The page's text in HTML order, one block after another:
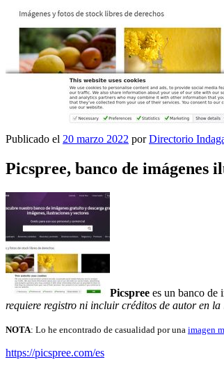
Publicado el 20 marzo 2022 porDirectorio
Picspree, banco de imágenes
Picspree es un banco de
requiere registro ni incluir créditos de autor en
NOTA: Lo he encontrado de casualidad por una imagen
https://picspree.com/es